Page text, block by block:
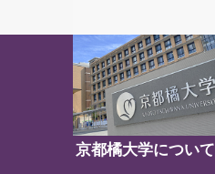
京都橘大学について